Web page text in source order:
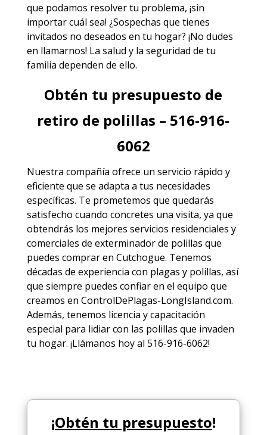
que podamos resolver tu problema, ¡sin
importar cuál sea! ¿Sospechas que tienes
invitados no deseados en tu hogar? ¡No dudes
en llamarnos! La salud y la seguridad de tu
familia dependen de ello.
Obtén tu presupuesto de
retiro de polillas – 516-916-
6062
Nuestra compañía ofrece un servicio rápido y
eficiente que se adapta a tus necesidades
específicas. Te prometemos que quedarás
satisfecho cuando concretes una visita, ya que
obtendrás los mejores servicios residenciales y
comerciales de exterminador de polillas que
puedes comprar en Cutchogue. Tenemos
décadas de experiencia con plagas y polillas, así
que siempre puedes confiar en el equipo que
creamos en ControlDePlagas-LongIsland.com.
Además, tenemos licencia y capacitación
especial para lidiar con las polillas que invaden
tu hogar. ¡Llámanos hoy al 516-916-6062!
¡Obtén tu presupuesto!